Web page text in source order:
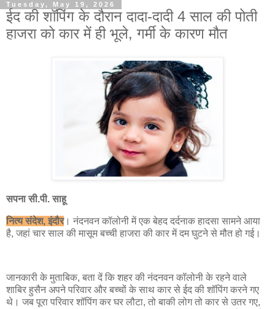
Tuesday, May 19, 2026
ईद की शॉपिंग के दौरान दादा-दादी 4 साल की पोती
हाजरा को कार में ही भूले, गर्मी के कारण मौत
सपना सी.पी. साहू
नित्य संदेश, इंदौर। नंदनवन कॉलोनी में एक बेहद दर्दनाक हादसा सामने आया
है, जहां चार साल की मासूम बच्ची हाजरा की कार में दम घुटने से मौत हो गई।
जानकारी के मुताबिक, बता दें कि शहर की नंदनवन कॉलोनी के रहने वाले
शाबिर हुसैन अपने परिवार और बच्चों के साथ कार से ईद की शॉपिंग करने गए
थे। जब पूरा परिवार शॉपिंग कर घर लौटा, तो बाकी लोग तो कार से उतर गए,